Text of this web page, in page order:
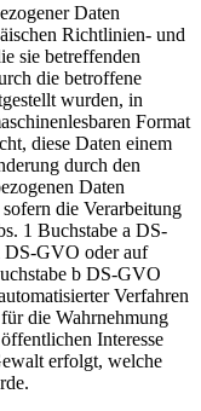
Daten
Richtlinien- und
sie betreffenden
die betroffene
wurden, in
Format
diese Daten einem
durch den
Daten
die Verarbeitung
1 Buchstabe a DS-
DS-GVO oder auf
b DS-GVO
Verfahren
die Wahrnehmung
Interesse
erfolgt, welche